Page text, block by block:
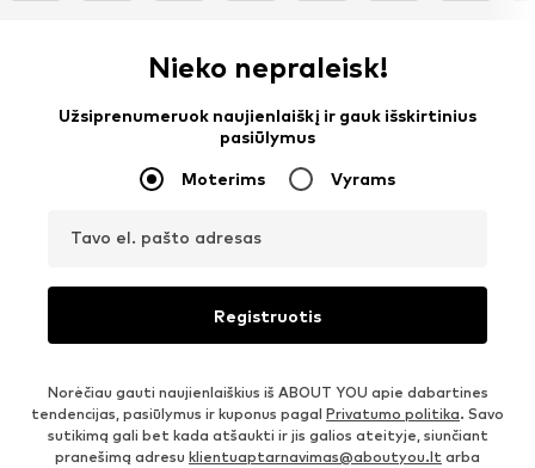
Nieko nepraleisk!
Užsiprenumeruok naujienlaiškį ir gauk išskirtinius
pasiūlymus
Moterims Vyrams
Tavo el. pašto adresas
Registruotis
Norėčiau gauti naujienlaiškius iš ABOUT YOU apie dabartines
tendencijas, pasiūlymus ir kuponus pagal Privatumo politika. Savo
sutikimą gali bet kada atšaukti ir jis galios ateityje, siunčiant
pranešimą adresu klientuaptarnavimas@aboutyou.lt arba